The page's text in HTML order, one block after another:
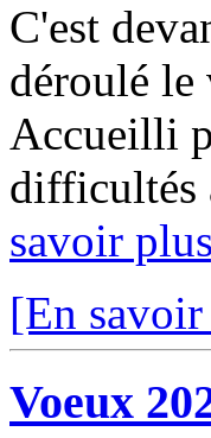
C'est
déroulé
Accueilli
difficultés
savoir
[En
Voeux